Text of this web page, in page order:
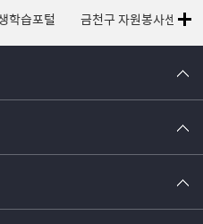
학습포털 금천구 자원봉사센터